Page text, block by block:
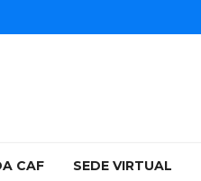
CAF SEDE VIRTUAL